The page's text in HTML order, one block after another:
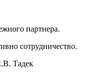
партнера.
сотрудничество.
Тадек